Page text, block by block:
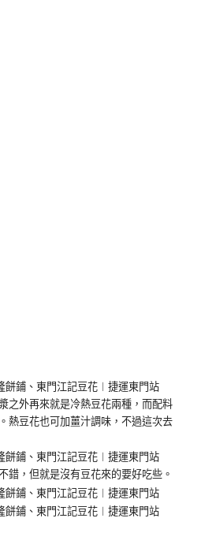
之外再來就是冷熱豆花兩種，而配料
熱豆花也可加薑汁調味，不過這次去
錯，但就是沒有豆花來的要好吃些。